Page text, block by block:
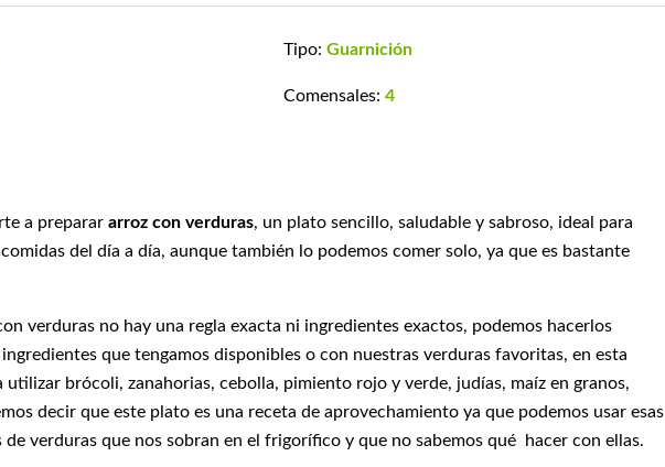
Tipo: Guarnición
Comensales: 4
a preparar arroz con verduras, un plato sencillo, saludable y sabroso, ideal para
del día a día, aunque también lo podemos comer solo, ya que es bastante
verduras no hay una regla exacta ni ingredientes exactos, podemos hacerlos
que tengamos disponibles o con nuestras verduras favoritas, en esta
brócoli, zanahorias, cebolla, pimiento rojo y verde, judías, maíz en granos,
decir que este plato es una receta de aprovechamiento ya que podemos usar esas
de verduras que nos sobran en el frigorífico y que no sabemos qué hacer con ellas.